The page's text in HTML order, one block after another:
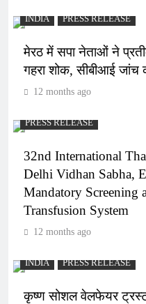
INDIA PRESS RELEASE
मेरठ में सपा नेताओं ने
गहरा शोक, सीबीआई जांच
12 months ago
PRESS RELEASE
32nd International
Delhi Vidhan Sabha,
Mandatory Screening
Transfusion System
12 months ago
INDIA PRESS RELEASE
कृष्ण सोशल वेलफेयर